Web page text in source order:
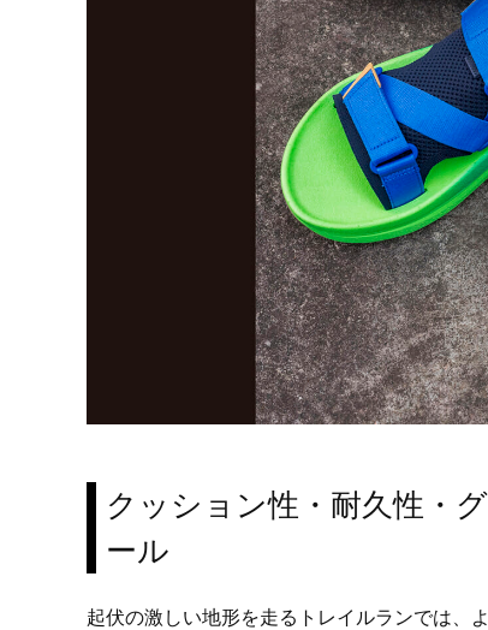
クッション性・耐久性・
ール
起伏の激しい地形を走るトレイルランでは、